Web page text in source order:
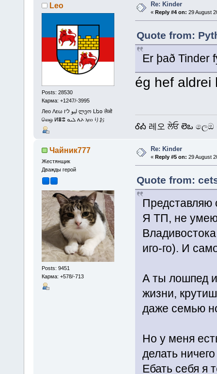
Leo
Posts: 28530
Карма: +1247/-3995
Лео Λεω ليو ליו ლეო Լեօ लेओ
லெஒ ⵍⴻⵓ ܠܝܘ ሌኦ ⲗⲉⲟ りお
Re: Kinder
« Reply #4 on: 29 August
Quote from:
Er það Tinder
ég hef aldrei
ᎴᎣ 레오 ਲੇਓ లెఒ
Чайник777
Жестянщик
Дважды герой
Posts: 9451
Карма: +578/-713
Re: Kinder
«Reply #5 on: 29 August
Quote from:
Представляю
Я ТП, не умею
иго-го). И
А ты лошпед и
жизни,
даже семью
Но у меня
делать
Ебать себя я